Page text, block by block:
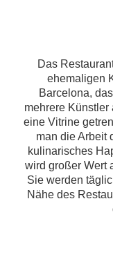
Das
ehemaligen
Barcelona,
mehrere
eine Vitrine
man die Arbeit
kulinarisches
wird großer Wert
Sie werden
Nähe des